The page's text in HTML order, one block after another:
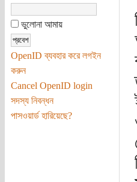
ভুলোনা আমায়
OpenID ব্যবহার করে লগইন
করুন
Cancel OpenID login
সদস্য নিবন্ধন
পাসওয়ার্ড হারিয়েছে?